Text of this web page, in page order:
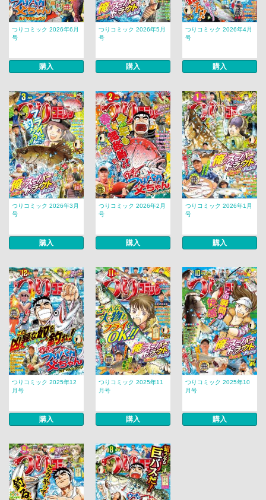
つりコミック 2026年6月
号
購入
つりコミック 2026年5月
号
購入
つりコミック 2026年4月
号
購入
つりコミック 2026年3月
号
購入
つりコミック 2026年2月
号
購入
つりコミック 2026年1月
号
購入
つりコミック 2025年12
月号
購入
つりコミック 2025年11
月号
購入
つりコミック 2025年10
月号
購入